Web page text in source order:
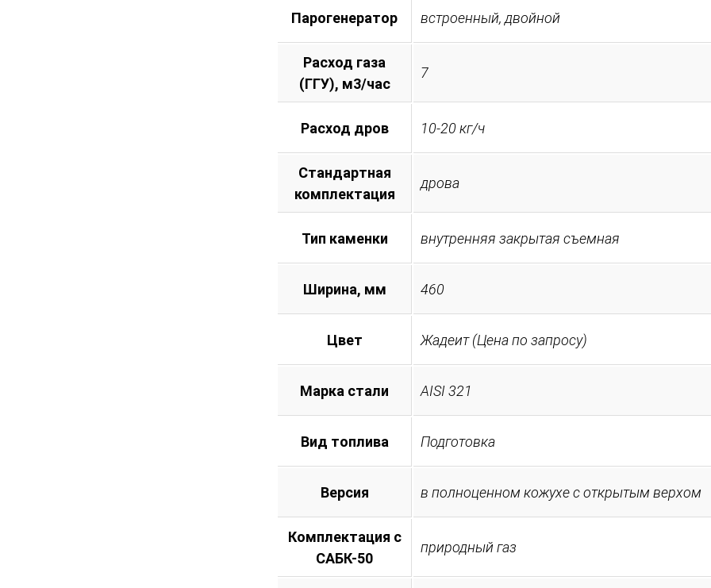
Парогенератор встроенный, двойной
Расход газа
(ГГУ), м3/час
7
Расход дров 10-20 кг/ч
Стандартная
комплектация
дрова
Тип каменки внутренняя закрытая съемная
Ширина, мм 460
Цвет Жадеит (Цена по запросу)
Марка стали AISI 321
Вид топлива Подготовка
Версия в полноценном кожухе с открытым верхом
Комплектация с
САБК-50
природный газ